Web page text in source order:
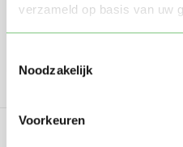
verzameld op basis van uw
Noodzakelijk
Voorkeuren
Gratis